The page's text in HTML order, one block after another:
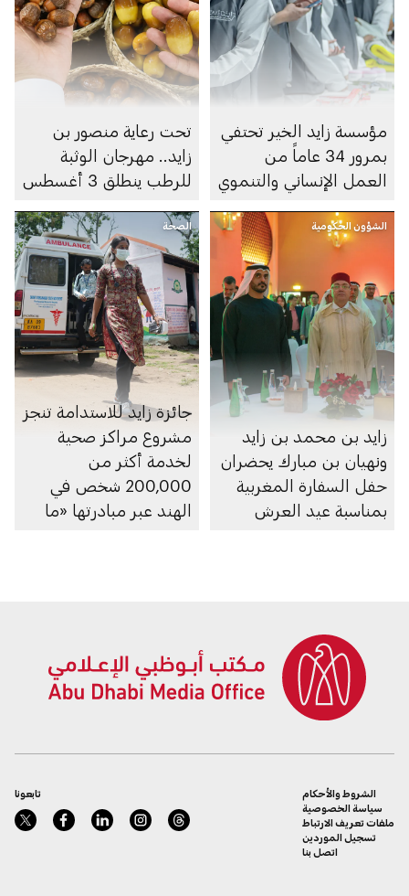
مؤسسة زايد الخير تحتفي
بمرور 34 عاماً من
العمل الإنساني والتنموي
تحت رعاية منصور بن
زايد.. مهرجان الوثبة
للرطب ينطلق 3 أغسطس
الشؤون الحكومية
زايد بن محمد بن زايد
ونهيان بن مبارك يحضران
حفل السفارة المغربية
بمناسبة عيد العرش
الصحة
جائزة زايد للاستدامة تنجز
مشروع مراكز صحية
لخدمة أكثر من
200,000 شخص في
الهند عبر مبادرتها «ما
تابعونا
الشروط والأحكام
سياسة الخصوصية
ملفات تعريف الارتباط
تسجيل الموردين
اتصل بنا